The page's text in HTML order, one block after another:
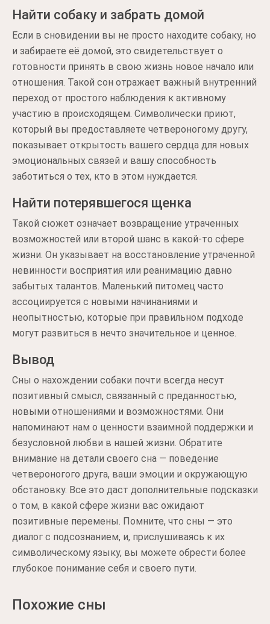
Найти собаку и забрать домой
Если в сновидении вы не просто находите собаку, но
и забираете её домой, это свидетельствует о
готовности принять в свою жизнь новое начало или
отношения. Такой сон отражает важный внутренний
переход от простого наблюдения к активному
участию в происходящем. Символически приют,
который вы предоставляете четвероногому другу,
показывает открытость вашего сердца для новых
эмоциональных связей и вашу способность
заботиться о тех, кто в этом нуждается.
Найти потерявшегося щенка
Такой сюжет означает возвращение утраченных
возможностей или второй шанс в какой-то сфере
жизни. Он указывает на восстановление утраченной
невинности восприятия или реанимацию давно
забытых талантов. Маленький питомец часто
ассоциируется с новыми начинаниями и
неопытностью, которые при правильном подходе
могут развиться в нечто значительное и ценное.
Вывод
Сны о нахождении собаки почти всегда несут
позитивный смысл, связанный с преданностью,
новыми отношениями и возможностями. Они
напоминают нам о ценности взаимной поддержки и
безусловной любви в нашей жизни. Обратите
внимание на детали своего сна — поведение
четвероногого друга, ваши эмоции и окружающую
обстановку. Все это даст дополнительные подсказки
о том, в какой сфере жизни вас ожидают
позитивные перемены. Помните, что сны — это
диалог с подсознанием, и, прислушиваясь к их
символическому языку, вы можете обрести более
глубокое понимание себя и своего пути.
Похожие сны